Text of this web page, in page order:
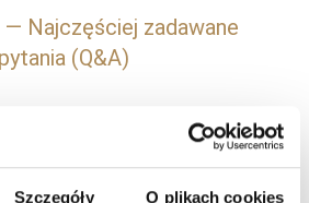
Szczegóły O plikach cookies
— Najczęściej zadawane
pytania (Q&A)
indywidualne zamówienie lub
konkretnego przedmiotu?